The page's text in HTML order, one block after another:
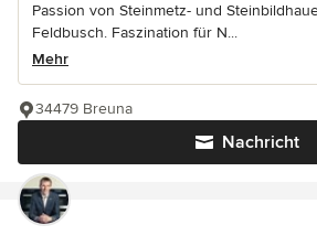
Passion von Steinmetz- und
Feldbusch. Faszination für N...
Mehr
Nachricht
34479 Breuna